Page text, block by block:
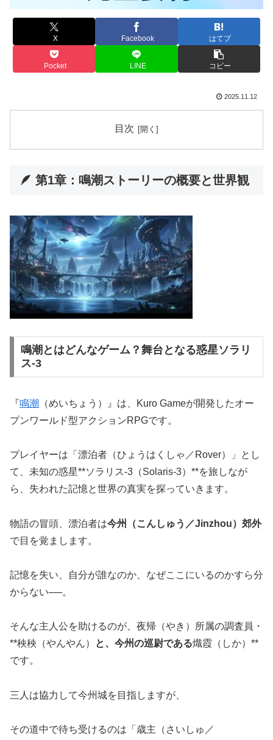
X Facebook はてブ
Pocket LINE コピー
2025.11.12
目次
🪶 第1章：鳴潮ストーリーの概要と世界観
鳴潮とはどんなゲーム？舞台となる惑星ソラリ
ス-3
『鳴潮
（めいちょう）』は、Kuro Gameが開発したオー
プンワールド型アクションRPGです。
プレイヤーは「漂泊者（ひょうはくしゃ／Rover）」とし
て、未知の惑星**ソラリス-3（Solaris-3）**を旅しなが
ら、失われた記憶と世界の真実を探っていきます。
物語の冒頭、漂泊者は今州（こんしゅう／Jinzhou）郊外
で目を覚まします。
記憶を失い、自分が誰なのか、なぜここにいるのかすら分
からない──。
そんな主人公を助けるのが、夜帰（やき）所属の調査員・
**秧秧（やんやん）
と、今州の巡尉である熾霞（しか）**
です。
三人は協力して今州城を目指しますが、
その道中で待ち受けるのは「歳主（さいしゅ／